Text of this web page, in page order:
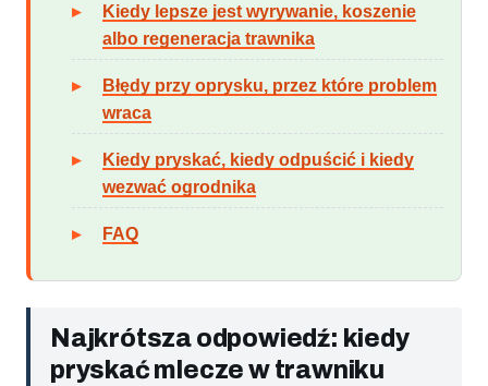
Kiedy lepsze jest wyrywanie, koszenie
albo regeneracja trawnika
Błędy przy oprysku, przez które problem
wraca
Kiedy pryskać, kiedy odpuścić i kiedy
wezwać ogrodnika
FAQ
Najkrótsza odpowiedź: kiedy
pryskać mlecze w trawniku